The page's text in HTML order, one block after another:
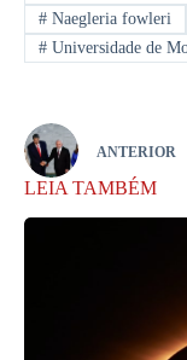
#Naegleria fowleri
#Universidade de
ANTERIOR
LEIA TAMBÉM